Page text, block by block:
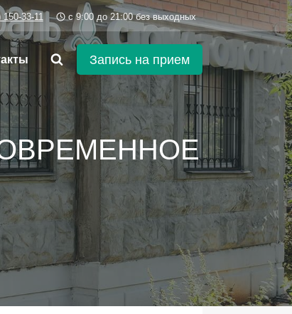
33-11 c 9:00 до 21:00 без выходных
Запись на прием